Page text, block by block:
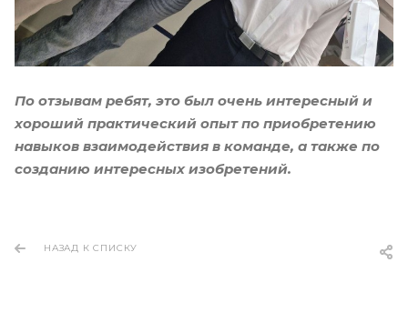
По отзывам ребят, это был очень интересный и
хороший практический опыт по приобретению
навыков взаимодействия в команде, а также по
созданию интересных изобретений.
НАЗАД К СПИСКУ